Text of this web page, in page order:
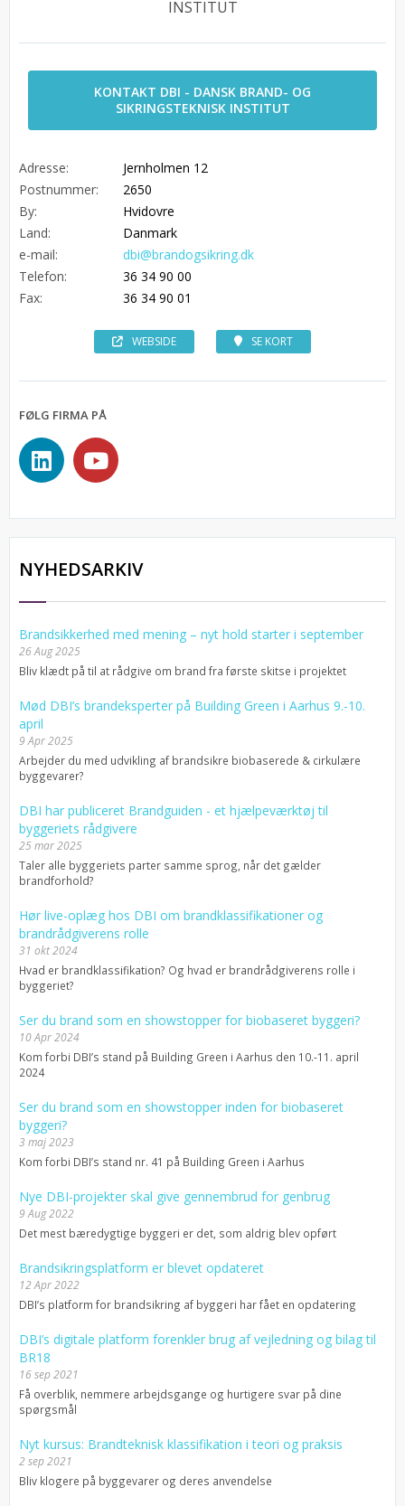
INSTITUT
KONTAKT DBI - DANSK BRAND- OG
SIKRINGSTEKNISK INSTITUT
Adresse:
Jernholmen 12
Postnummer:
2650
By:
Hvidovre
Land:
Danmark
e-mail:
dbi@brandogsikring.dk
Telefon:
36 34 90 00
Fax:
36 34 90 01
WEBSIDE SE KORT
FØLG FIRMA PÅ
NYHEDSARKIV
Brandsikkerhed med mening – nyt hold starter i september
26 Aug 2025
Bliv klædt på til at rådgive om brand fra første skitse i projektet
Mød DBI’s brandeksperter på Building Green i Aarhus 9.-10.
april
9 Apr 2025
Arbejder du med udvikling af brandsikre biobaserede & cirkulære
byggevarer?
DBI har publiceret Brandguiden - et hjælpeværktøj til
byggeriets rådgivere
25 mar 2025
Taler alle byggeriets parter samme sprog, når det gælder
brandforhold?
Hør live-oplæg hos DBI om brandklassifikationer og
brandrådgiverens rolle
31 okt 2024
Hvad er brandklassifikation? Og hvad er brandrådgiverens rolle i
byggeriet?
Ser du brand som en showstopper for biobaseret byggeri?
10 Apr 2024
Kom forbi DBI’s stand på Building Green i Aarhus den 10.-11. april
2024
Ser du brand som en showstopper inden for biobaseret
byggeri?
3 maj 2023
Kom forbi DBI’s stand nr. 41 på Building Green i Aarhus
Nye DBI-projekter skal give gennembrud for genbrug
9 Aug 2022
Det mest bæredygtige byggeri er det, som aldrig blev opført
Brandsikringsplatform er blevet opdateret
12 Apr 2022
DBI’s platform for brandsikring af byggeri har fået en opdatering
DBI’s digitale platform forenkler brug af vejledning og bilag til
BR18
16 sep 2021
Få overblik, nemmere arbejdsgange og hurtigere svar på dine
spørgsmål
Nyt kursus: Brandteknisk klassifikation i teori og praksis
2 sep 2021
Bliv klogere på byggevarer og deres anvendelse